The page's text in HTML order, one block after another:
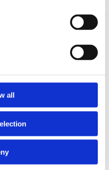
all
€ 26.99
€ 26.99
3 a 5 werkdagen